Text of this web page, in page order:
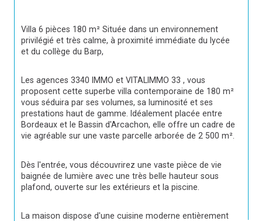
Villa 6 pièces 180 m² Située dans un environnement
privilégié et très calme, à proximité immédiate du lycée
et du collège du Barp,
Les agences 3340 IMMO et VITALIMMO 33 , vous
proposent cette superbe villa contemporaine de 180 m²
vous séduira par ses volumes, sa luminosité et ses
prestations haut de gamme. Idéalement placée entre
Bordeaux et le Bassin d'Arcachon, elle offre un cadre de
vie agréable sur une vaste parcelle arborée de 2 500 m².
Dès l'entrée, vous découvrirez une vaste pièce de vie
baignée de lumière avec une très belle hauteur sous
plafond, ouverte sur les extérieurs et la piscine.
La maison dispose d'une cuisine moderne entièrement